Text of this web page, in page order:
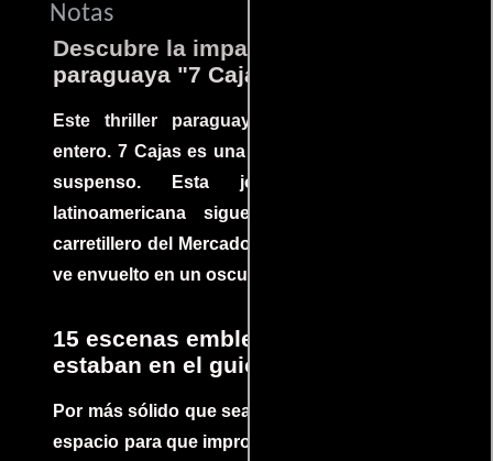
Notas
Descubre la impactante película
paraguaya "7 Cajas"
Este thriller paraguayo cautivó al mundo
entero. 7 Cajas es una explosión de acción y
suspenso. Esta joya cinematográfica
latinoamericana sigue la historia de un
carretillero del Mercado 4 de Asunción que se
ve envuelto en un oscuro mundo de crimen
15 escenas emblemáticas que no
estaban en el guion
Por más sólido que sea un guión siempre hay
espacio para que improvisaciones que se dan